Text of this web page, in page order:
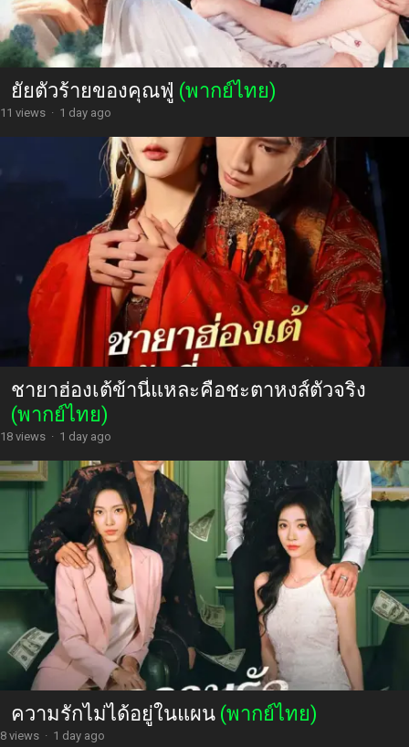
ยัยตัวร้ายของคุณฟู่ (พากย์ไทย)
11 views · 1 day ago
ชายาฮ่องเต้ข้านี่แหละคือชะตาหงส์ตัวจริง
(พากย์ไทย)
18 views · 1 day ago
ความรักไม่ได้อยู่ในแผน (พากย์ไทย)
8 views · 1 day ago